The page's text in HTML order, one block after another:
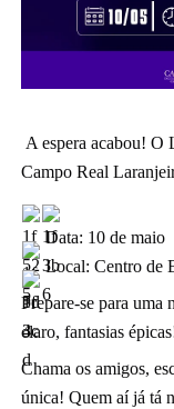
A espera acabou! O
Campo Real
Data: 10 de maio
Local: Centro de
Prepare-se para uma
claro, fantasias
Chama os amigos,
única! Quem aí já tá